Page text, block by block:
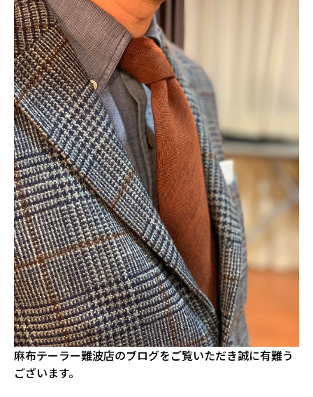
麻布テーラー難波店のブログをご覧いただき誠に有難う
ございます。